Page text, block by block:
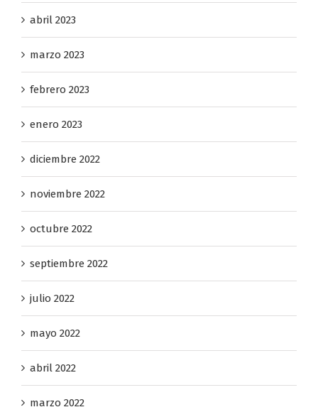
abril 2023
marzo 2023
febrero 2023
enero 2023
diciembre 2022
noviembre 2022
octubre 2022
septiembre 2022
julio 2022
mayo 2022
abril 2022
marzo 2022